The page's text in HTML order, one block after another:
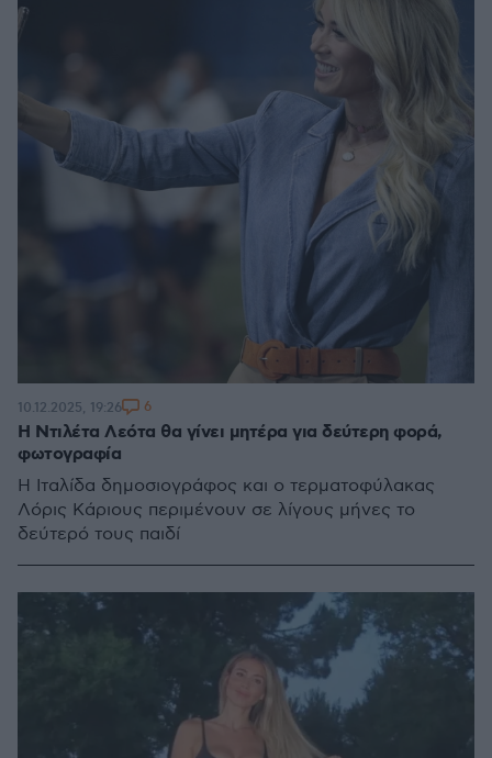
Η Ντιλέτα Λεότα θα γίνει μητέρα για δεύτερη φορά,
φωτογραφία
Η Ιταλίδα δημοσιογράφος και ο τερματοφύλακας
Λόρις Κάριους περιμένουν σε λίγους μήνες το
δεύτερό τους παιδί
10.12.2025, 19:26 6